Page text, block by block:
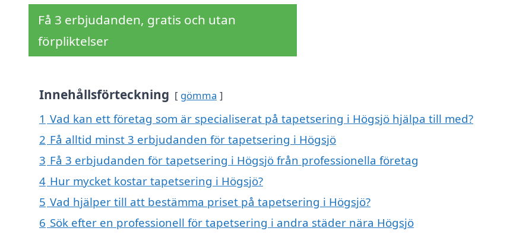
Få 3 erbjudanden, gratis och utan
förpliktelser
Innehållsförteckning gömma
1 Vad kan ett företag som är specialiserat på tapetsering i Högsjö hjälpa till med?
2 Få alltid minst 3 erbjudanden för tapetsering i Högsjö
3 Få 3 erbjudanden för tapetsering i Högsjö från professionella företag
4 Hur mycket kostar tapetsering i Högsjö?
5 Vad hjälper till att bestämma priset på tapetsering i Högsjö?
6 Sök efter en professionell för tapetsering i andra städer nära Högsjö